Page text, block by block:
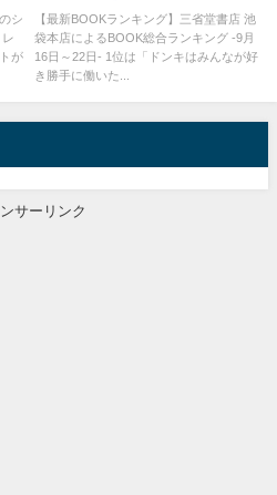
シ
が
ーテ本
【最新BOOKランキング】三省堂書店 池
袋本店によるBOOK総合ランキング -9月
16日～22日- 1位は「ドンキはみんなが好
き勝手に働いた...
サーリンク